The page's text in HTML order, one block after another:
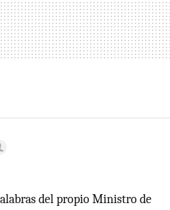
del propio Ministro de